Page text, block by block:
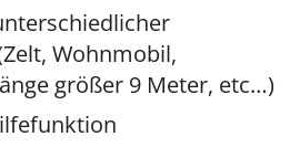
Wohnmobil,
größer 9 Meter, etc…)